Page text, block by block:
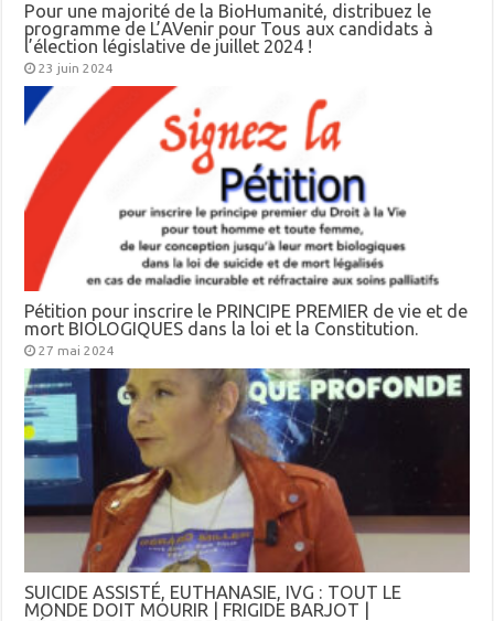
Pour une majorité de la BioHumanité, distribuez le
programme de L’AVenir pour Tous aux candidats à
l’élection législative de juillet 2024 !
23 juin 2024
Pétition pour inscrire le PRINCIPE PREMIER de vie et de
mort BIOLOGIQUES dans la loi et la Constitution.
27 mai 2024
SUICIDE ASSISTÉ, EUTHANASIE, IVG : TOUT LE
MONDE DOIT MOURIR | FRIGIDE BARJOT |